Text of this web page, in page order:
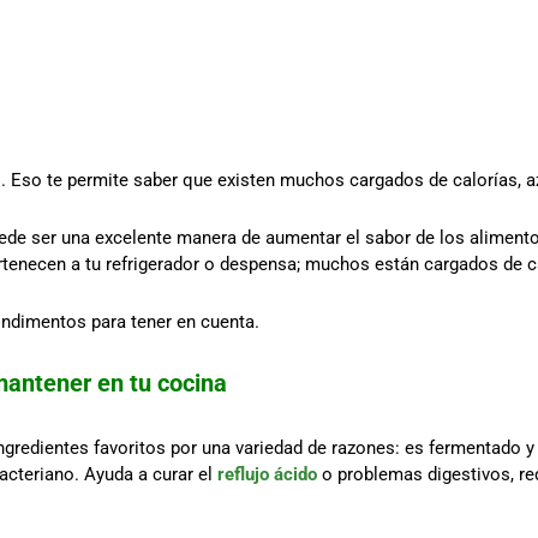
te permite saber que existen muchos cargados de calorías,
ser una excelente manera de aumentar el sabor de los
a tu refrigerador o despensa; muchos están cargados de
para tener en cuenta.
en tu cocina
favoritos por una variedad de razones: es fermentado
Ayuda a curar el reflujo ácido o problemas digestivos,